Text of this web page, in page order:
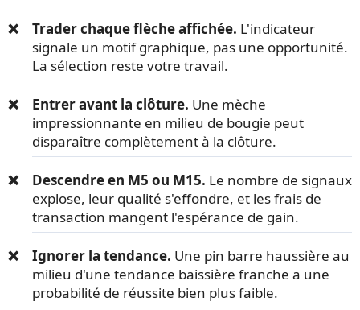
Trader chaque flèche affichée. L'indicateur
signale un motif graphique, pas une opportunité.
La sélection reste votre travail.
Entrer avant la clôture. Une mèche
impressionnante en milieu de bougie peut
disparaître complètement à la clôture.
Descendre en M5 ou M15. Le nombre de signaux
explose, leur qualité s'effondre, et les frais de
transaction mangent l'espérance de gain.
Ignorer la tendance. Une pin barre haussière au
milieu d'une tendance baissière franche a une
probabilité de réussite bien plus faible.